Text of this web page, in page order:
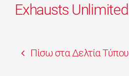
Exhausts Unlimited
Πίσω στα Δελτία Τύπου